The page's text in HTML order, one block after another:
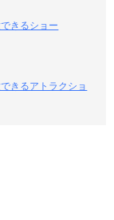
きるショー
きるアトラクショ